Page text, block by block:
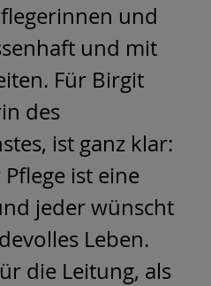
und
und mit
Für Birgit
des
ist ganz klar:
ist eine
jeder wünscht
Leben.
die Leitung, als